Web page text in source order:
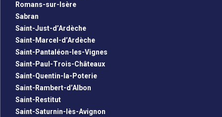
Romans-sur-Isère
Sabran
Saint-Just-d’Ardèche
Saint-Marcel-d’Ardèche
Saint-Pantaléon-les-Vignes
Saint-Paul-Trois-Châteaux
Saint-Quentin-la-Poterie
Saint-Rambert-d’Albon
Saint-Restitut
Saint-Saturnin-lès-Avignon